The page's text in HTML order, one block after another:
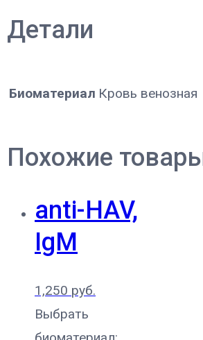
Детали
Биоматериал Кровь венозная
Похожие
anti-HAV,
IgM
1,250 руб.
Выбрать